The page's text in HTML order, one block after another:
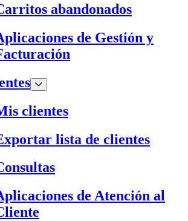
abandonados
de Gestión y
clientes
lista de clientes
de Atención al